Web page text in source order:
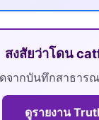
สงสัยว่าโดน
จากบันทึกสาธา
ดูรายงาน